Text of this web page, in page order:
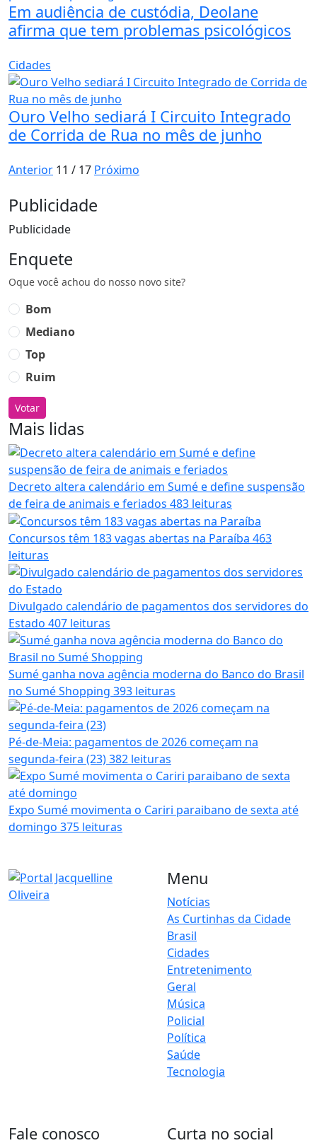
Em audiência de custódia, Deolane
afirma que tem problemas psicológicos
Cidades
Ouro Velho sediará I Circuito Integrado
de Corrida de Rua no mês de junho
Anterior 11 / 17 Próximo
Publicidade
Publicidade
Enquete
Oque você achou do nosso novo site?
Bom
Mediano
Top
Ruim
Votar
Mais lidas
Decreto altera calendário em Sumé e define suspensão
de feira de animais e feriados 483 leituras
Concursos têm 183 vagas abertas na Paraíba 463
leituras
Divulgado calendário de pagamentos dos servidores do
Estado 407 leituras
Sumé ganha nova agência moderna do Banco do Brasil
no Sumé Shopping 393 leituras
Pé-de-Meia: pagamentos de 2026 começam na
segunda-feira (23)382 leituras
Expo Sumé movimenta o Cariri paraibano de sexta até
domingo 375 leituras
Menu
Notícias
As Curtinhas da Cidade
Brasil
Cidades
Entretenimento
Geral
Música
Policial
Política
Saúde
Tecnologia
Fale conosco Curta no social